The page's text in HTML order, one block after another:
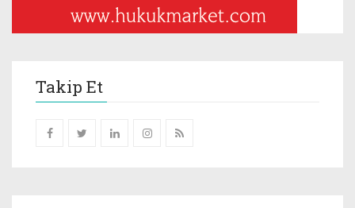
Takip Et